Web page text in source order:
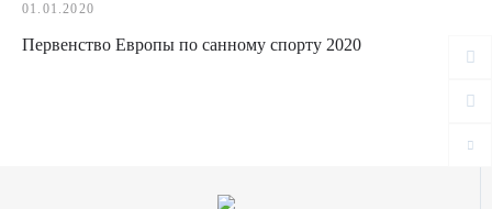
01.01.2020
Первенство Европы по санному спорту 2020